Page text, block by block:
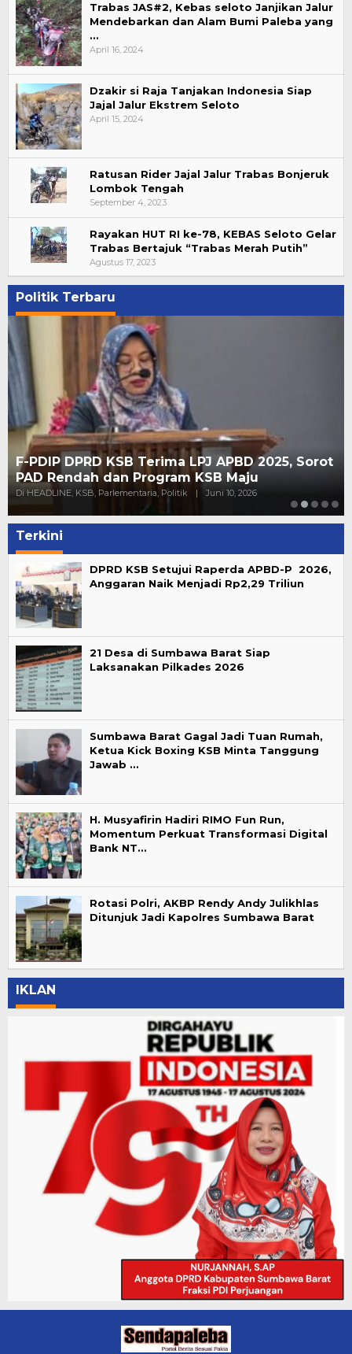
Trabas JAS#2, Kebas seloto Janjikan Jalur
Mendebarkan dan Alam Bumi Paleba yang
…
April 16, 2024
Dzakir si Raja Tanjakan Indonesia Siap
Jajal Jalur Ekstrem Seloto
April 15, 2024
Ratusan Rider Jajal Jalur Trabas Bonjeruk
Lombok Tengah
September 4, 2023
Rayakan HUT RI ke-78, KEBAS Seloto Gelar
Trabas Bertajuk “Trabas Merah Putih”
Agustus 17, 2023
Politik Terbaru
F-PDIP DPRD KSB Terima LPJ APBD 2025, Sorot
PAD Rendah dan Program KSB Maju
Di HEADLINE, KSB, Parlementaria, Politik | Juni 10, 2026
Terkini
DPRD KSB Setujui Raperda APBD-P 2026,
Anggaran Naik Menjadi Rp2,29 Triliun
21 Desa di Sumbawa Barat Siap
Laksanakan Pilkades 2026
Sumbawa Barat Gagal Jadi Tuan Rumah,
Ketua Kick Boxing KSB Minta Tanggung
Jawab …
H. Musyafirin Hadiri RIMO Fun Run,
Momentum Perkuat Transformasi Digital
Bank NT…
Rotasi Polri, AKBP Rendy Andy Julikhlas
Ditunjuk Jadi Kapolres Sumbawa Barat
IKLAN